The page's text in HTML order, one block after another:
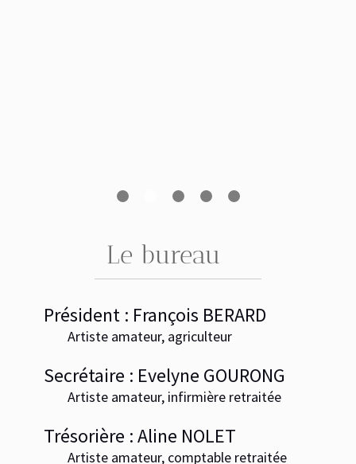
Le bureau
Président : François BERARD
Artiste amateur, agriculteur
Secrétaire : Evelyne GOURONG
Artiste amateur, infirmière retraitée
Trésorière :Aline NOLET
Artiste amateur, comptable retraitée